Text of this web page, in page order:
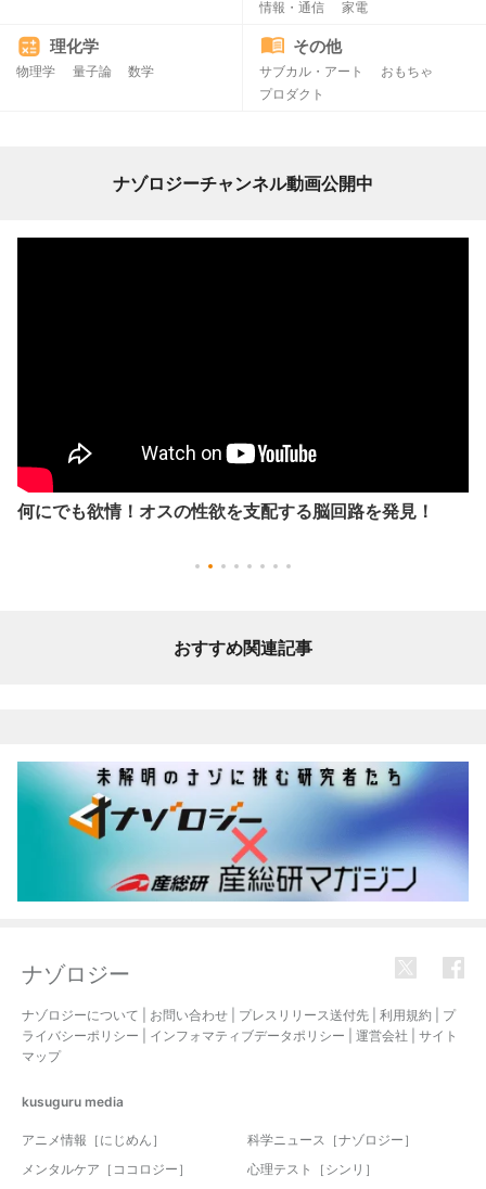
情報・通信
家電
理化学
物理学 量子論 数学
その他
サブカル・アート
おもちゃ
プロダクト
ナゾロジーチャンネル動画公開中
何にでも欲情！オスの性欲を支配する脳回路を発見！
おすすめ関連記事
ナゾロジー
ナゾロジーについて お問い合わせ プレスリリース送付先 利用規約
プ
ライバシーポリシー
インフォマティブデータポリシー 運営会社
サイト
マップ
kusuguru media
アニメ情報［にじめん］
科学ニュース［ナゾロジー］
メンタルケア［ココロジー］
心理テスト［シンリ］